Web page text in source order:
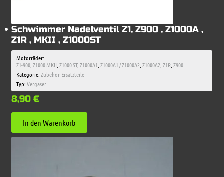
Schwimmer Nadelventil Z1, Z900 , Z1000A ,
Z1R , MKII , Z1000ST
Motorräder:
Z1-900, Z1000 MKII Z1000 ST, Z1000A1 Z1000A1 / Z1000A2 Z1000A2 Z1R, Z900
Kategorie:Zubehör-Ersatzteile
Typ:Vergaser
8,90 €
In den Warenkorb